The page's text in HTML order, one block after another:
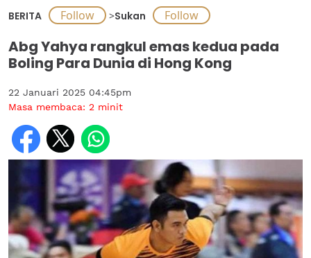
BERITA >Sukan
Abg Yahya rangkul emas kedua pada
Boling Para Dunia di Hong Kong
22 Januari 2025 04:45pm
Masa membaca: 2 minit